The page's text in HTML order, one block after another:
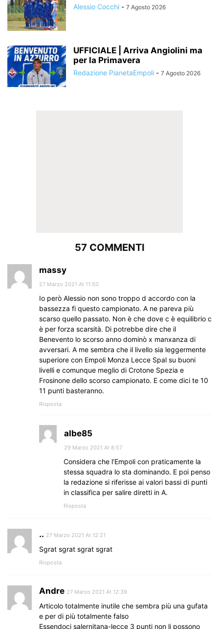
Alessio Cocchi - 7 Agosto 2026
UFFICIALE | Arriva Angiolini ma
per la Primavera
Redazione PianetaEmpoli - 7 Agosto 2026
57 COMMENTI
massy
27 Marzo 2021 At 11:50
Io però Alessio non sono troppo d accordo con la
bassezza fi questo campionato. A ne pareva più
scarso quello passato. Non è che dove c è equilibrio c
è per forza scarsità. Di potrebbe dire che il
Benevento lo scorso anno dominò x manxanza di
avversari. A me sembra che il livello sia leggermente
superiore con Empoli Monza Lecce Spal su buoni
livelli e comunque meglio di Crotone Spezia e
Frosinone dello scorso campionato. E come dici te 10
11 punti basteranno.
Risposta
albe85
29 Marzo 2021 At 8:57
Considera che l’Empoli con praticamente la
stessa squadra lo sta dominando. E poi penso
la redazione si riferisse ai valori bassi di punti
in classifica per salire diretti in A.
Risposta
.. 27 Marzo 2021 At 12:21
Sgrat sgrat sgrat sgrat
Risposta
Andre 27 Marzo 2021 At 12:39
Articolo totalmente inutile che sembra più una gufata
e per di più totalmente falso
Essendoci salernitana-lecce 3 punti non li possono